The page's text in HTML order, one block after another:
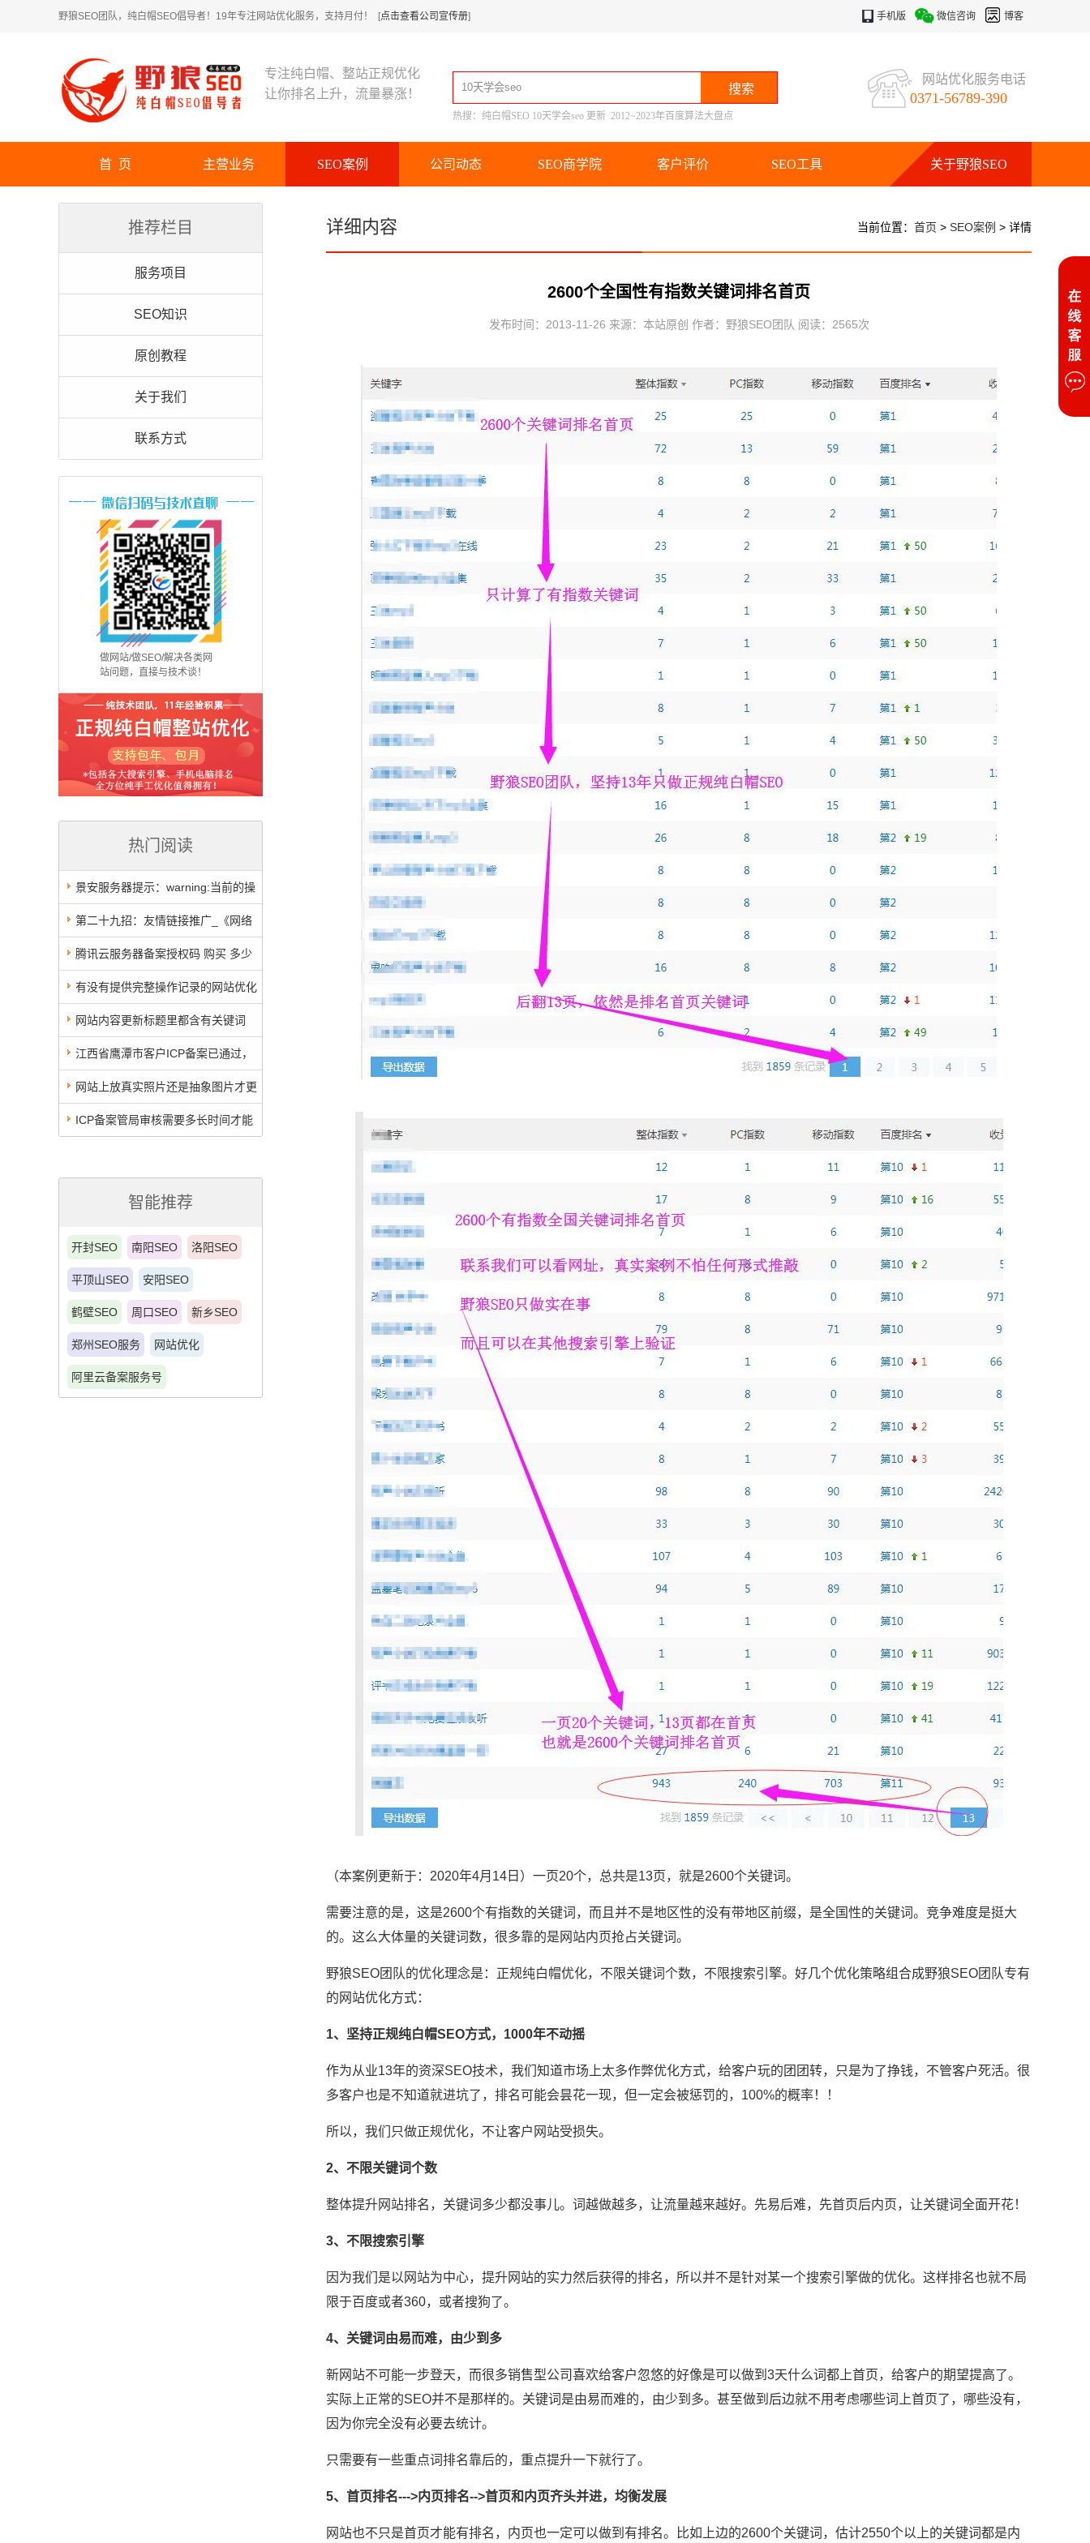
野狼SEO团队，纯白帽SEO倡导者！19年专注网站优化服务，支持月付！ [点击查看公司宣传册] 手机版 微信咨询 博客
专注纯白帽、整站正规优化
让你排名上升，流量暴涨！
热搜： 纯白帽SEO 10天学会seo 更新 2012~2023年百度算法大盘点
网站优化服务电话
0371-56789-390
首 页 主营业务 SEO案例 公司动态 SEO商学院 客户评价 SEO工具 关于野狼SEO
推荐栏目
服务项目
SEO知识
原创教程
关于我们
联系方式
做网站/做SEO/解决各类网
站问题，直接与技术谈！
热门阅读
景安服务器提示：warning:当前的操
作可能会对网站安全造成威胁，已被服
务器的防火墙拦截
第二十九招：友情链接推广_《网络
推广39招》
腾讯云服务器备案授权码 购买 多少
钱1个？
有没有提供完整操作记录的网站优化
公司网站内容更新标题里都含有关键词
好，还是不含关键好？
江西省鹰潭市客户ICP备案已通过，
10个工作日审核完毕，不是太快
网站上放真实照片还是抽象图片才更
利于转化率提升
ICP备案管局审核需要多长时间才能
智能推荐
开封SEO 南阳SEO 洛阳SEO
平顶山SEO 安阳SEO
鹤壁SEO 周口SEO 新乡SEO
郑州SEO服务 网站优化
阿里云备案服务号
详细内容 当前位置： 首页 > SEO案例 > 详情
2600个全国性有指数关键词排名首页
发布时间：2013-11-26 来源：本站原创 作者：野狼SEO团队 阅读： 2565次
（本案例更新于：2020年4月14日）一页20个，总共是13页，就是2600个关键词。
需要注意的是，这是2600个有指数的关键词，而且并不是地区性的没有带地区前缀，是全国性的关键词。竞争难度是挺大
的。这么大体量的关键词数，很多靠的是网站内页抢占关键词。
野狼SEO团队的优化理念是：正规纯白帽优化，不限关键词个数，不限搜索引擎。好几个优化策略组合成野狼SEO团队专有
的网站优化方式：
1、坚持正规纯白帽SEO方式，1000年不动摇
作为从业13年的资深SEO技术，我们知道市场上太多作弊优化方式，给客户玩的团团转，只是为了挣钱，不管客户死活。很
多客户也是不知道就进坑了，排名可能会昙花一现，但一定会被惩罚的，100%的概率！！
所以，我们只做正规优化，不让客户网站受损失。
2、不限关键词个数
整体提升网站排名，关键词多少都没事儿。词越做越多，让流量越来越好。先易后难，先首页后内页，让关键词全面开花！
3、不限搜索引擎
因为我们是以网站为中心，提升网站的实力然后获得的排名，所以并不是针对某一个搜索引擎做的优化。这样排名也就不局
限于百度或者360，或者搜狗了。
4、关键词由易而难，由少到多
新网站不可能一步登天，而很多销售型公司喜欢给客户忽悠的好像是可以做到3天什么词都上首页，给客户的期望提高了。
实际上正常的SEO并不是那样的。关键词是由易而难的，由少到多。甚至做到后边就不用考虑哪些词上首页了，哪些没有，
因为你完全没有必要去统计。
只需要有一些重点词排名靠后的，重点提升一下就行了。
5、首页排名--->内页排名-->首页和内页齐头并进，均衡发展
网站也不只是首页才能有排名，内页也一定可以做到有排名。比如上边的2600个关键词，估计2550个以上的关键词都是内